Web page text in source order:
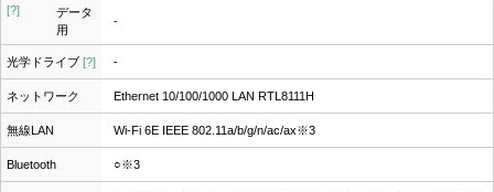
[?]
データ
用
-
光学ドライブ [?] -
ネットワーク Ethernet 10/100/1000 LAN RTL8111H
無線LAN Wi-Fi 6E IEEE 802.11a/b/g/n/ac/ax※3
Bluetooth ○※3